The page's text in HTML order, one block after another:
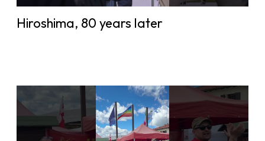
Hiroshima, 80 years later